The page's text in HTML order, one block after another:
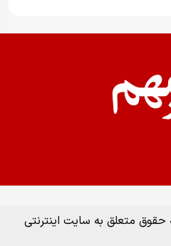
متعلق به سایت اینترنتی